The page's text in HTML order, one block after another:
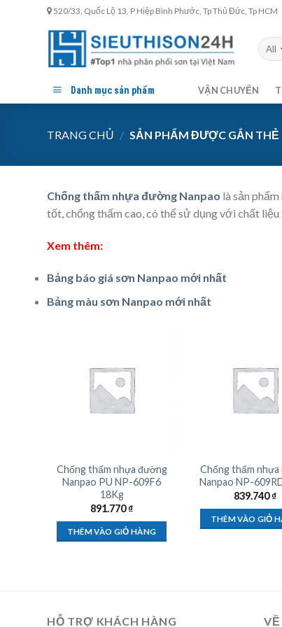
520/33, Quốc Lộ 13, P Hiệp Bình Phước, Tp Thủ Đức, Tp HCM
Danh mục sản phẩm VẬN CHUYỂN
TRANG CHỦ / SẢN PHẨM ĐƯỢC GẮN
Chống thấm nhựa đường Nanpao là sản
tốt, chống thấm cao, có thể sử dụng với chất
Xem thêm:
Bảng báo giá sơn Nanpao mới nhất
Bảng màu sơn Nanpao mới nhất
Chống thấm nhựa đường
Nanpao PU NP-609F6
18Kg
891.770₫
THÊM VÀO GIỎ HÀNG
Chống thấm
Nanpao NP-
839.740₫
THÊM VÀO GIỎ
HỖ TRỢ KHÁCH HÀNG